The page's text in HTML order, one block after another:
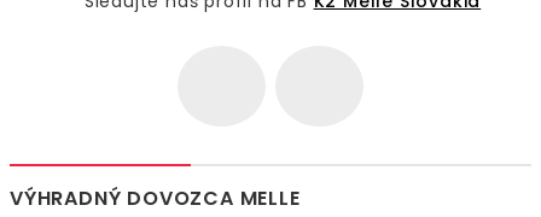
VÝHRADNÝ DOVOZCA MELLE